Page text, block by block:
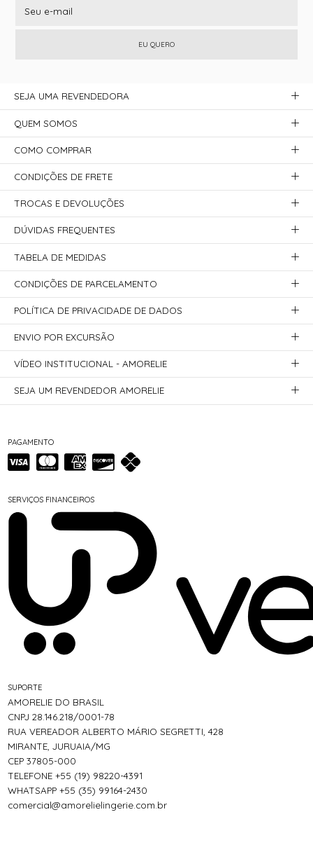
EU QUERO
PAGAMENTO
SERVIÇOS FINANCEIROS
SUPORTE
AMORELIE DO BRASIL
CNPJ 28.146.218/0001-78
RUA VEREADOR ALBERTO MÁRIO SEGRETTI, 428
MIRANTE, JURUAIA/MG
CEP 37805-000
TELEFONE +55 (19) 98220-4391
WHATSAPP +55 (35) 99164-2430
comercial@amorelielingerie.com.br
SEJA UMA REVENDEDORA
QUEM SOMOS
COMO COMPRAR
CONDIÇÕES DE FRETE
TROCAS E DEVOLUÇÕES
DÚVIDAS FREQUENTES
TABELA DE MEDIDAS
CONDIÇÕES DE PARCELAMENTO
POLÍTICA DE PRIVACIDADE DE DADOS
ENVIO POR EXCURSÃO
VÍDEO INSTITUCIONAL - AMORELIE
SEJA UM REVENDEDOR AMORELIE